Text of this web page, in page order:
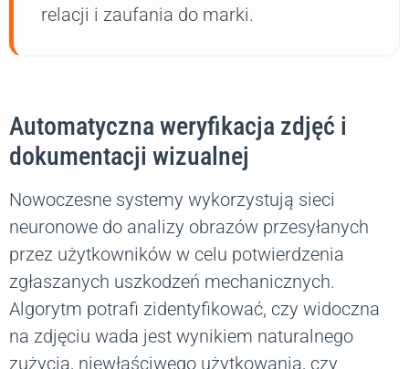
relacji i zaufania do marki.
Automatyczna weryfikacja zdjęć i
dokumentacji wizualnej
Nowoczesne systemy wykorzystują sieci
neuronowe do analizy obrazów przesyłanych
przez użytkowników w celu potwierdzenia
zgłaszanych uszkodzeń mechanicznych.
Algorytm potrafi zidentyfikować, czy widoczna
na zdjęciu wada jest wynikiem naturalnego
zużycia, niewłaściwego użytkowania, czy